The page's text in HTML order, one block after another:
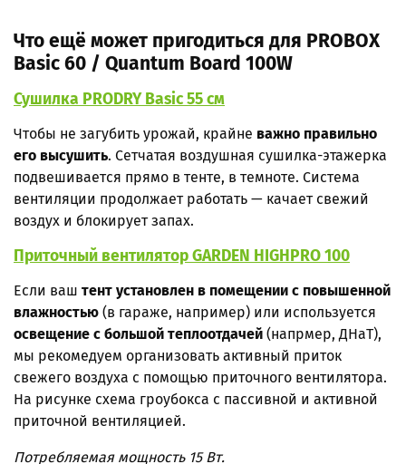
Что ещё может пригодиться для PROBOX
Basic 60 / Quantum Board 100W
Сушилка PRODRY Basic 55 см
Чтобы не загубить урожай, крайне важно правильно
его высушить. Сетчатая воздушная сушилка-этажерка
подвешивается прямо в тенте, в темноте. Система
вентиляции продолжает работать — качает свежий
воздух и блокирует запах.
Приточный вентилятор GARDEN HIGHPRO 100
Если ваш тент установлен в помещении с повышенной
влажностью (в гараже, например) или используется
освещение с большой теплоотдачей (напрмер, ДНаТ),
мы рекомедуем организовать активный приток
свежего воздуха с помощью приточного вентилятора.
На рисунке схема гроубокса с пассивной и активной
приточной вентиляцией.
Потребляемая мощность 15 Вт.